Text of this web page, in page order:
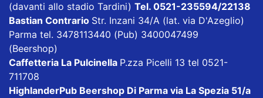
(davanti allo stadio Tardini) Tel. 0521-235594/22138
Bastian Contrario Str. Inzani 34/A (lat. via D'Azeglio)
Parma tel. 3478113440 (Pub) 3400047499
(Beershop)
Caffetteria La Pulcinella P.zza Picelli 13 tel 0521-
711708
HighlanderPub Beershop Di Parma via La Spezia 51/a